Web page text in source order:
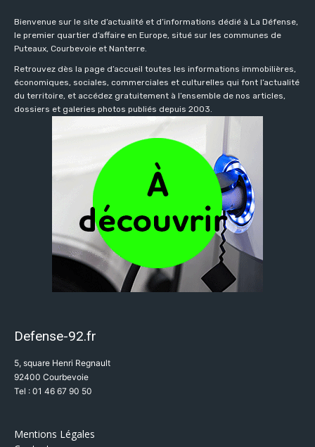
Bienvenue sur le site d’actualité et d’informations dédié à La Défense,
le premier quartier d’affaire en Europe, situé sur les communes de
Puteaux, Courbevoie et Nanterre.
Retrouvez dès la page d’accueil toutes les informations immobilières,
économiques, sociales, commerciales et culturelles qui font l’actualité
du territoire, et accédez gratuitement à l’ensemble de nos articles,
dossiers et galeries photos publiés depuis 2003.
Defense-92.fr
5, square Henri Regnault
92400 Courbevoie
Tel : 01 46 67 90 50
Mentions Légales